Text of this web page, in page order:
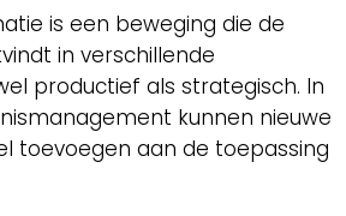
is een beweging die de
in verschillende
productief als strategisch. In
kunnen nieuwe
toevoegen aan de toepassing